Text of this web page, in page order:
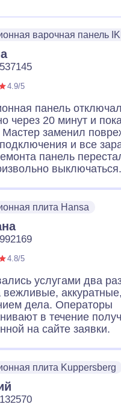
варочная панель
4.9/5
панель
через 20 минут и
заменил
подключения и все
панель
выключаться.
плита Hansa
4.8/5
услугами два
вежливые,
дела. Операторы
в течение
на сайте заявки.
плита Kuppersberg